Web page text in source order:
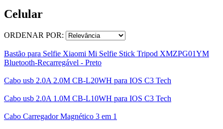
Celular
ORDENAR POR:
Bastão para Selfie Xiaomi Mi Selfie Stick Tripod XMZPG01YM
Bluetooth-Recarregável - Preto
Cabo usb 2.0A 2.0M CB-L20WH para IOS C3 Tech
Cabo usb 2.0A 1.0M CB-L10WH para IOS C3 Tech
Cabo Carregador Magnético 3 em 1